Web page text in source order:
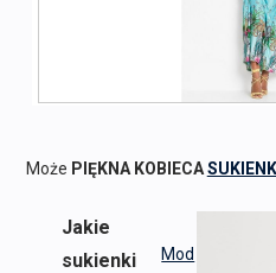
Może PIĘKNA KOBIECA
Mod
Jakie
sukienki